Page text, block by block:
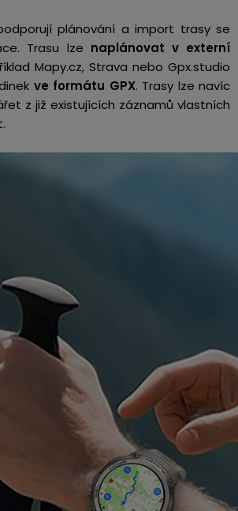
podporují plánování a import trasy se
Trasu lze naplánovat v externí
Mapy.cz, Strava nebo Gpx.studio
ve formátu GPX. Trasy lze navíc
z již existujících záznamů vlastních